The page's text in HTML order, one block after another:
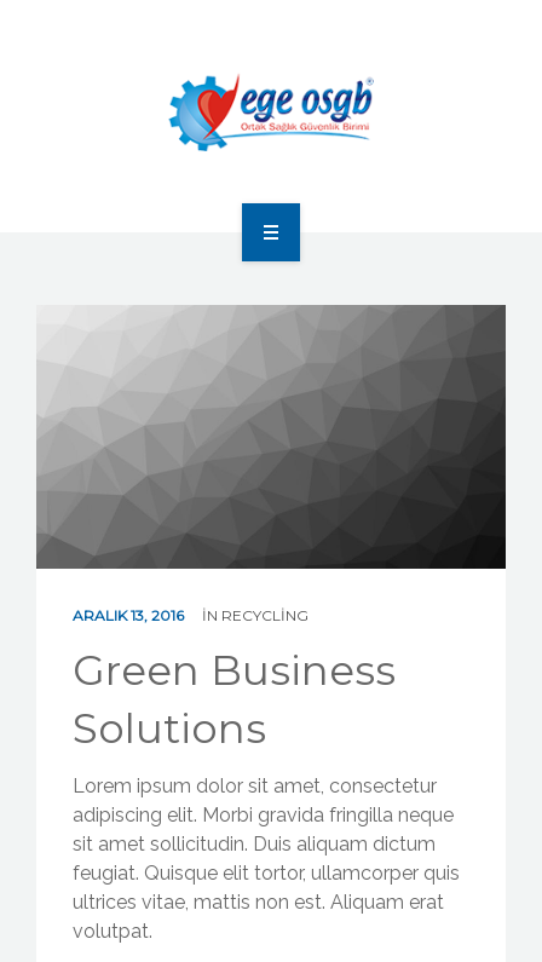
İLETIŞIM
ARALIK 13, 2016 IN RECYCLING
Green Business
Solutions
Lorem ipsum dolor sit amet, consectetur
adipiscing elit. Morbi gravida fringilla neque
sit amet sollicitudin. Duis aliquam dictum
feugiat. Quisque elit tortor, ullamcorper quis
ultrices vitae, mattis non est. Aliquam erat
volutpat.